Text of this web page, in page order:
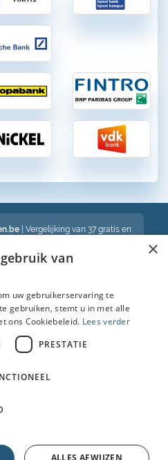
| Vergelijking van 37 gratis en
van gratis en betalende
in België
ook :
simulatie
voorbehouden |Faq|Nieuws|Over
Cookies
×
van
uw gebruikerservaring te
gebruiken, stemt u in met alle
ons Cookiebeleid. Lees verder
PRESTATIE
ALLES AFWIJZEN